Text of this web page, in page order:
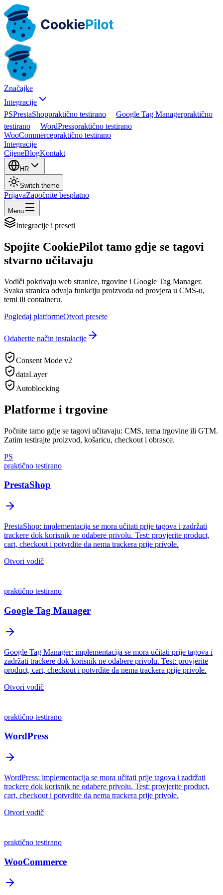
Značajke
Integracije
PSPrestaShoppraktično testirano Google Tag Managerpraktično
testirano
WordPresspraktično testirano
WooCommercepraktično testirano
Integracije
CijeneBlogKontakt
HR
Switch theme
PrijavaZapočnite besplatno
Menu
Integracije i preseti
Spojite CookiePilot tamo gdje se tagovi
stvarno učitavaju
Vodiči pokrivaju web stranice, trgovine i Google Tag Manager.
Svaka stranica odvaja funkciju proizvoda od provjera u CMS-u,
temi ili containeru.
Pogledaj platformeOtvori presete
Odaberite način instalacije
Consent Mode v2
dataLayer
Autoblocking
Platforme i trgovine
Počnite tamo gdje se tagovi učitavaju: CMS, tema trgovine ili GTM.
Zatim testirajte proizvod, košaricu, checkout i obrasce.
PS
praktično testirano
PrestaShop
PrestaShop: implementacija se mora učitati prije tagova i zadržati
trackere dok korisnik ne odabere privolu. Test: provjerite product,
cart, checkout i potvrdite da nema trackera prije privole.
Otvori vodič
praktično testirano
Google Tag Manager
Google Tag Manager: implementacija se mora učitati prije tagova i
zadržati trackere dok korisnik ne odabere privolu. Test: provjerite
product, cart, checkout i potvrdite da nema trackera prije privole.
Otvori vodič
praktično testirano
WordPress
WordPress: implementacija se mora učitati prije tagova i zadržati
trackere dok korisnik ne odabere privolu. Test: provjerite product,
cart, checkout i potvrdite da nema trackera prije privole.
Otvori vodič
praktično testirano
WooCommerce